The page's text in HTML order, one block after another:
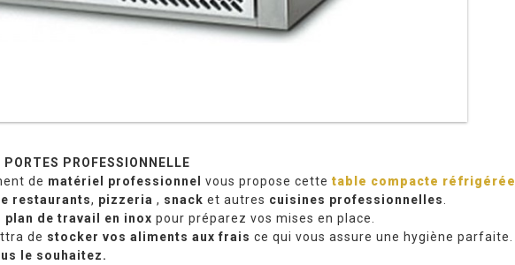
PROFESSIONNELLE
de matériel professionnel vous propose cette table compacte réfrigérée
restaurants, pizzeria , snack et autres cuisines professionnelles
plan de travail en inox pour préparez vos mises en place.
de stocker vos aliments aux frais ce qui vous assure une hygiène parfaite.
le souhaitez.